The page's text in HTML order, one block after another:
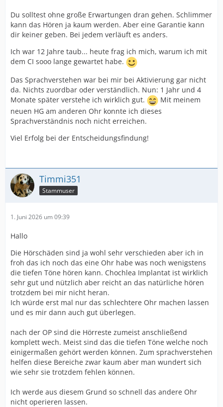
Du solltest ohne große Erwartungen dran gehen. Schlimmer
kann das Hören ja kaum werden. Aber eine Garantie kann
dir keiner geben. Bei jedem verläuft es anders.
Ich war 12 Jahre taub... heute frag ich mich, warum ich mit
dem CI sooo lange gewartet habe.
Das Sprachverstehen war bei mir bei Aktivierung gar nicht
da. Nichts zuordbar oder verständlich. Nun: 1 Jahr und 4
Monate später verstehe ich wirklich gut.
Mit meinem
neuen HG am anderen Ohr konnte ich dieses
Sprachverständnis noch nicht erreichen.
Viel Erfolg bei der Entscheidungsfindung!
Timmi351
Stammuser
1. Juni 2026 um 09:39
Hallo
Die Hörschäden sind ja wohl sehr verschieden aber ich in
froh das ich noch das eine Ohr habe was noch wenigstens
die tiefen Töne hören kann. Chochlea Implantat ist wirklich
sehr gut und nützlich aber reicht an das natürliche hören
trotzdem bei mir nicht heran.
Ich würde erst mal nur das schlechtere Ohr machen lassen
und es mir dann auch gut überlegen.
nach der OP sind die Hörreste zumeist anschließend
komplett wech. Meist sind das die tiefen Töne welche noch
einigermaßen gehört werden können. Zum sprachverstehen
helfen diese Bereiche zwar kaum aber man wundert sich
wie sehr sie trotzdem fehlen können.
Ich werde aus diesem Grund so schnell das andere Ohr
nicht operieren lassen.